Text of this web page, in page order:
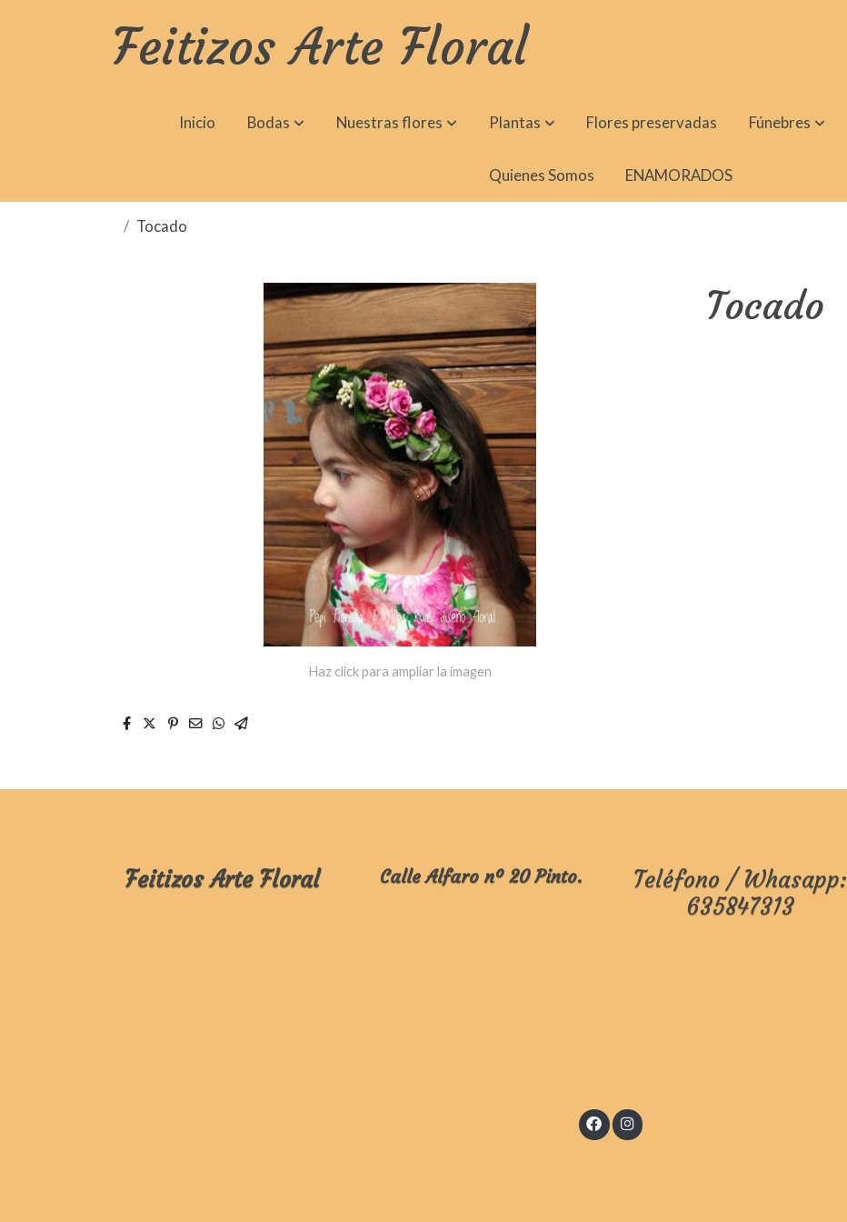
Feitizos Arte Floral
Inicio Bodas Nuestras flores Plantas Flores preservadas Fúnebres
Quienes Somos ENAMORADOS
Tocado
Haz click para ampliar la imagen
Tocado
Feitizos Arte Floral Calle Alfaro nº 20 Pinto.
Teléfono / Whasapp:
635847313